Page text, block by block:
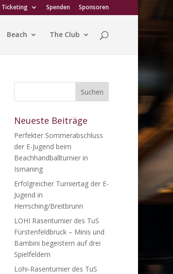
Ticketing Spenden Sponsoren
Beach The Club
Neueste Beiträge
Perfekter Sommerabschluss
der E-Jugend beim
Beachhandballturnier in
Ismaning
Erfolgreicher Turniertag der E-
Jugend in
Herrsching/Breitbrunn
LOHI Rasenturnier des TuS
Fürstenfeldbruck – Minis und
Bambini begeistern auf drei
Spielfeldern
Lohi-Rasenturnier des TuS